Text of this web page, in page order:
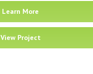
Learn More
View Project